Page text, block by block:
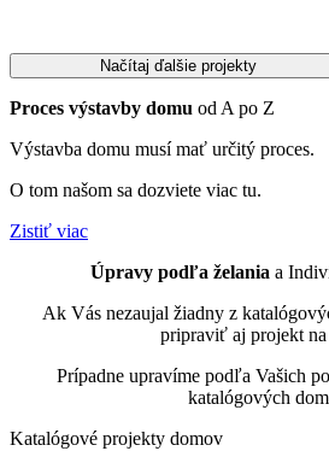
Načítaj ďalšie projekty
Proces výstavby domu od A po Z
Výstavba domu musí mať určitý proces.
O tom našom sa dozviete viac tu.
Zistiť viac
Úpravy podľa želania a
Ak Vás nezaujal žiadny z
pripraviť aj projekt na
Prípadne upravíme podľa Vašich
katalógových
Katalógové projekty domov